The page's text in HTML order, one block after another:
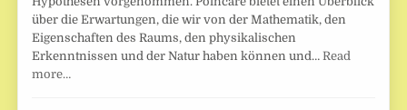
über die Erwartungen, die wir von der Mathematik, den
Eigenschaften des Raums, den physikalischen
Erkenntnissen und der Natur haben können und… Read
more…